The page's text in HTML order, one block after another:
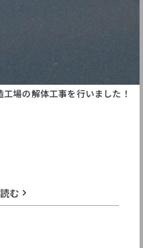
場の解体工事を行いました！
む